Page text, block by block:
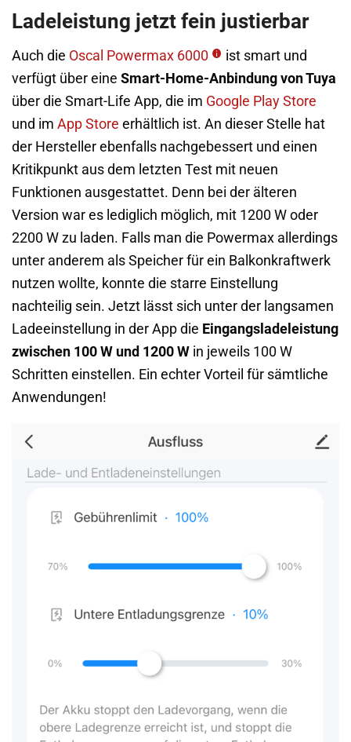
Ladeleistung jetzt fein justierbar
Auch die Oscal Powermax 6000
ist smart und
verfügt über eine Smart-Home-Anbindung von Tuya
über die Smart-Life App, die im Google Play Store
und im App Store erhältlich ist. An dieser Stelle hat
der Hersteller ebenfalls nachgebessert und einen
Kritikpunkt aus dem letzten Test mit neuen
Funktionen ausgestattet. Denn bei der älteren
Version war es lediglich möglich, mit 1200 W oder
2200 W zu laden. Falls man die Powermax allerdings
unter anderem als Speicher für ein Balkonkraftwerk
nutzen wollte, konnte die starre Einstellung
nachteilig sein. Jetzt lässt sich unter der langsamen
Ladeeinstellung in der App die Eingangsladeleistung
zwischen 100 W und 1200 W in jeweils 100 W
Schritten einstellen. Ein echter Vorteil für sämtliche
Anwendungen!